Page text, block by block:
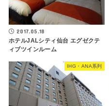
2017.05.18
ホテルJALシティ仙台 エグゼクテ
ィブツインルーム
IHG・ANA系列